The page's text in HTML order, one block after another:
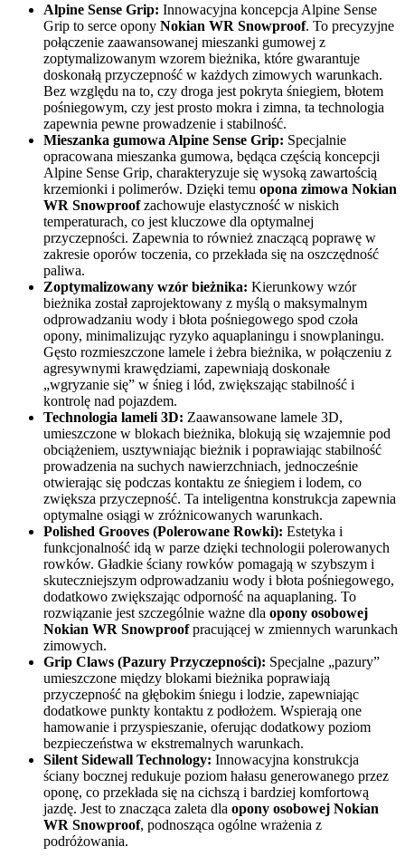
Alpine Sense Grip: Innowacyjna koncepcja Alpine Sense
Grip to serce opony Nokian WR Snowproof. To precyzyjne
połączenie zaawansowanej mieszanki gumowej z
zoptymalizowanym wzorem bieżnika, które gwarantuje
doskonałą przyczepność w każdych zimowych warunkach.
Bez względu na to, czy droga jest pokryta śniegiem, błotem
pośniegowym, czy jest prosto mokra i zimna, ta technologia
zapewnia pewne prowadzenie i stabilność.
Mieszanka gumowa Alpine Sense Grip: Specjalnie
opracowana mieszanka gumowa, będąca częścią koncepcji
Alpine Sense Grip, charakteryzuje się wysoką zawartością
krzemionki i polimerów. Dzięki temu opona zimowa Nokian
WR Snowproofzachowuje elastyczność w niskich
temperaturach, co jest kluczowe dla optymalnej
przyczepności. Zapewnia to również znaczącą poprawę w
zakresie oporów toczenia, co przekłada się na oszczędność
paliwa.
Zoptymalizowany wzór bieżnika: Kierunkowy wzór
bieżnika został zaprojektowany z myślą o maksymalnym
odprowadzaniu wody i błota pośniegowego spod czoła
opony, minimalizując ryzyko aquaplaningu i snowplaningu.
Gęsto rozmieszczone lamele i żebra bieżnika, w połączeniu z
agresywnymi krawędziami, zapewniają doskonałe
„wgryzanie się” w śnieg i lód, zwiększając stabilność i
kontrolę nad pojazdem.
Technologia lameli 3D: Zaawansowane lamele 3D,
umieszczone w blokach bieżnika, blokują się wzajemnie pod
obciążeniem, usztywniając bieżnik i poprawiając stabilność
prowadzenia na suchych nawierzchniach, jednocześnie
otwierając się podczas kontaktu ze śniegiem i lodem, co
zwiększa przyczepność. Ta inteligentna konstrukcja zapewnia
optymalne osiągi w zróżnicowanych warunkach.
Polished Grooves (Polerowane Rowki): Estetyka i
funkcjonalność idą w parze dzięki technologii polerowanych
rowków. Gładkie ściany rowków pomagają w szybszym i
skuteczniejszym odprowadzaniu wody i błota pośniegowego,
dodatkowo zwiększając odporność na aquaplaning. To
rozwiązanie jest szczególnie ważne dla opony osobowej
Nokian WR Snowproofpracującej w zmiennych warunkach
zimowych.
Grip Claws (Pazury Przyczepności): Specjalne „pazury”
umieszczone między blokami bieżnika poprawiają
przyczepność na głębokim śniegu i lodzie, zapewniając
dodatkowe punkty kontaktu z podłożem. Wspierają one
hamowanie i przyspieszanie, oferując dodatkowy poziom
bezpieczeństwa w ekstremalnych warunkach.
Silent Sidewall Technology: Innowacyjna konstrukcja
ściany bocznej redukuje poziom hałasu generowanego przez
oponę, co przekłada się na cichszą i bardziej komfortową
jazdę. Jest to znacząca zaleta dla opony osobowej Nokian
WR Snowproof, podnosząca ogólne wrażenia z
podróżowania.